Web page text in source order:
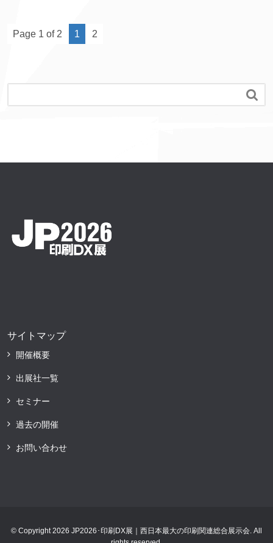
Page 1 of 2 1 2

サイトマップ
開催概要
出展社一覧
セミナー
過去の開催
お問い合わせ
© Copyright 2026 JP2026･印刷DX展｜西日本最大の印刷関連総合展示会. All